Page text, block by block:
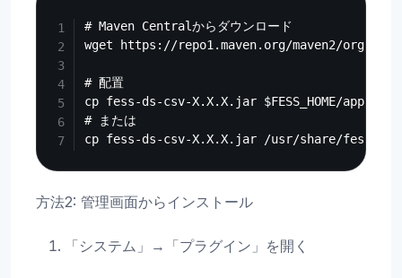
# Maven Centralからダウンロード
wget https://repo1.maven.org/maven2/org/
# 配置
cp fess-ds-csv-X.X.X.jar $FESS_HOME/app/
# または
方法2: 管理画面からインストール
「システム」→「プラグイン」を開く